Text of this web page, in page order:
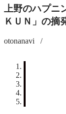
上野のハプ
ＫＵＮ」の摘
otonanavi /